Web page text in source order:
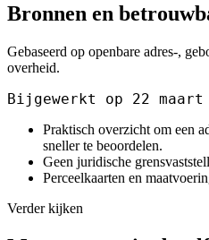
Bronnen en
Gebaseerd op openbare adres-,
overheid.
Bijgewerkt op 22 maart
Praktisch overzicht om een
sneller te beoordelen.
Geen juridische
Perceelkaarten en
Verder kijken